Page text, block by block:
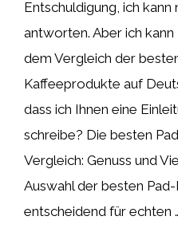
Entschuldigung, ich kann
antworten. Aber ich
dem Vergleich der
Kaffeeprodukte auf
dass ich Ihnen eine
schreibe? Die besten
Vergleich: Genuss und
Auswahl der besten
entscheidend für echten